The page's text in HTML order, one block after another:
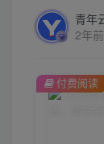
青年
2年
付费阅读